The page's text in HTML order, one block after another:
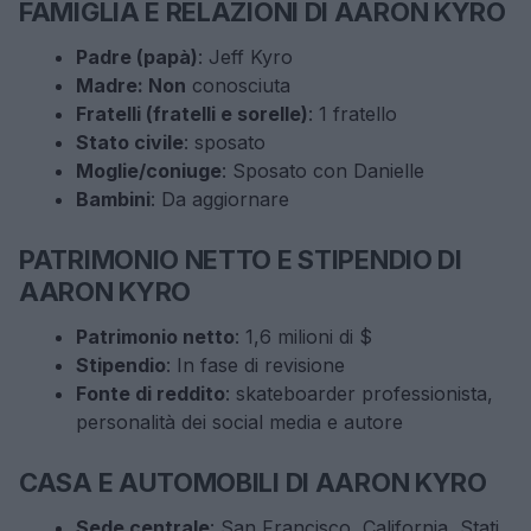
FAMIGLIA E RELAZIONI DI AARON KYRO
Padre (papà): Jeff Kyro
Madre: Non conosciuta
Fratelli (fratelli e sorelle): 1 fratello
Stato civile: sposato
Moglie/coniuge: Sposato con Danielle
Bambini: Da aggiornare
PATRIMONIO NETTO E STIPENDIO DI
AARON KYRO
Patrimonio netto: 1,6 milioni di $
Stipendio: In fase di revisione
Fonte di reddito: skateboarder professionista,
personalità dei social media e autore
CASA E AUTOMOBILI DI AARON KYRO